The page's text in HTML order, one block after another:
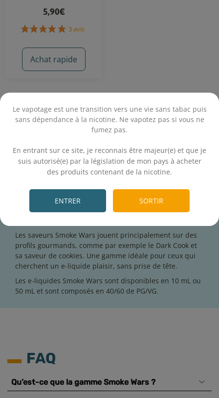
Le vapotage est une transition vers une vie sans tabac puis
sans dépendance à la nicotine. Ne vapotez pas si vous ne
fumez pas.
En entrant sur ce site, je reconnais être majeur(e) et que je
suis autorisé(e) par la législation de mon pays à acheter
des produits contenant de la nicotine.
ENTRER SORTIR
5,90€
3 avis
Achat rapide
Les e-liquides Smoke Wars sont fabriqués en Francepar
E.Tasty. La gamme est pensée pour les vapoteurs qui
aiment les saveurs gourmandes et généreuses, avec une
Inspirée d’un univers reconnaissable, la gamme mise
avant tout sur des recettes efficaces, faciles à apprécier
Les saveurs Smoke Wars jouent principalement sur des
profils gourmands, comme par exemple le Dark Cook et
sa saveur de cookies. Une gamme idéale pour ceux qui
cherchent un e-liquide plaisir, sans prise de tête.
Les e-liquides Smoke Wars sont disponibles en 10 mL ou
50 mL et sont composés en 40/60 de PG/VG.
FAQ
Qu’est-ce que la gamme Smoke Wars ?